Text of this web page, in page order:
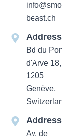
info@smok-
beast.ch
Addresse
Bd du Pont-
d'Arve 18,
1205
Genève,
Switzerland
Addresse
Av. de